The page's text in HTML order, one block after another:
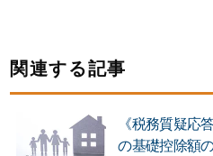
関連する記事
《税務質疑応
の基礎控除額